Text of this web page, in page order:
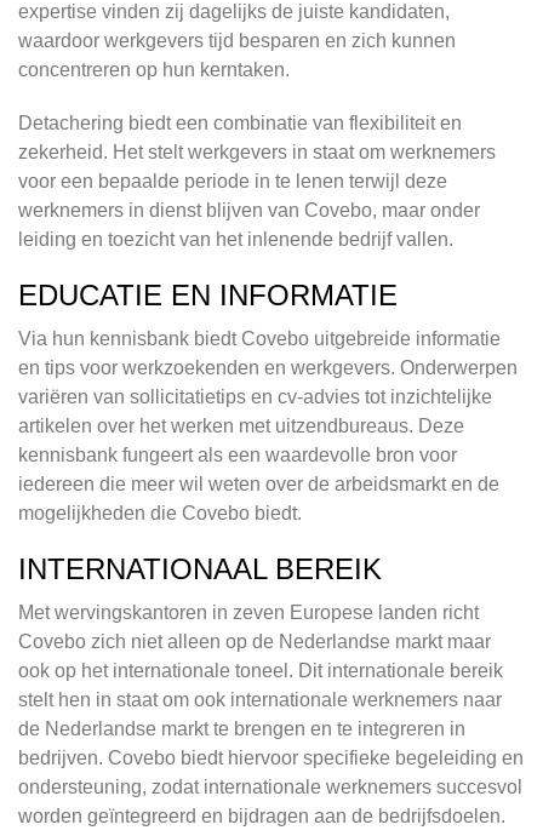
expertise vinden zij dagelijks de juiste kandidaten,
waardoor werkgevers tijd besparen en zich kunnen
concentreren op hun kerntaken.
Detachering biedt een combinatie van flexibiliteit en
zekerheid. Het stelt werkgevers in staat om werknemers
voor een bepaalde periode in te lenen terwijl deze
werknemers in dienst blijven van Covebo, maar onder
leiding en toezicht van het inlenende bedrijf vallen.
EDUCATIE EN INFORMATIE
Via hun kennisbank biedt Covebo uitgebreide informatie
en tips voor werkzoekenden en werkgevers. Onderwerpen
variëren van sollicitatietips en cv-advies tot inzichtelijke
artikelen over het werken met uitzendbureaus. Deze
kennisbank fungeert als een waardevolle bron voor
iedereen die meer wil weten over de arbeidsmarkt en de
mogelijkheden die Covebo biedt.
INTERNATIONAAL BEREIK
Met wervingskantoren in zeven Europese landen richt
Covebo zich niet alleen op de Nederlandse markt maar
ook op het internationale toneel. Dit internationale bereik
stelt hen in staat om ook internationale werknemers naar
de Nederlandse markt te brengen en te integreren in
bedrijven. Covebo biedt hiervoor specifieke begeleiding en
ondersteuning, zodat internationale werknemers succesvol
worden geïntegreerd en bijdragen aan de bedrijfsdoelen.